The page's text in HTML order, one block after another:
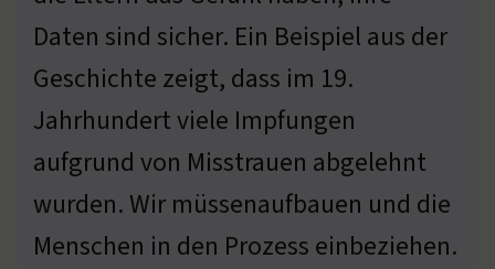
Daten sind sicher. Ein Beispiel aus der
Geschichte zeigt, dass im 19.
Jahrhundert viele Impfungen
aufgrund von Misstrauen abgelehnt
wurden. Wir müssenaufbauen und die
Menschen in den Prozess einbeziehen.